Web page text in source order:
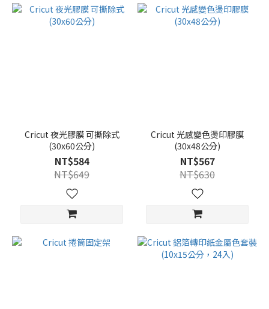
Cricut 夜光膠膜 可撕除式
(30x60公分)
NT$584
NT$649
Cricut 光感變色燙印膠膜
(30x48公分)
NT$567
NT$630